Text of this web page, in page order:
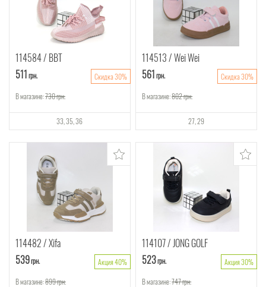
114584 ВВТ
511грн.
Скидка 30%
В магазине:730грн.
33 35 36
114513 Wei Wei
561грн.
Скидка 30%
В магазине:802грн.
27 29
114482 Xifa
539грн.
Акция 40%
В магазине:899грн.
114107 JONG GOLF
523грн.
Акция 30%
В магазине:747грн.